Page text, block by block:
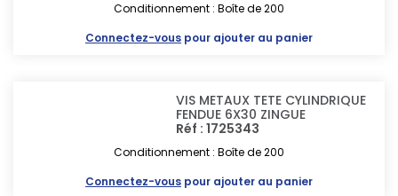
Conditionnement : Boîte de 200
Connectez-vous pour ajouter au panier
VIS METAUX TETE CYLINDRIQUE
FENDUE 6X30 ZINGUE
Réf : 1725343
Conditionnement : Boîte de 200
Connectez-vous pour ajouter au panier